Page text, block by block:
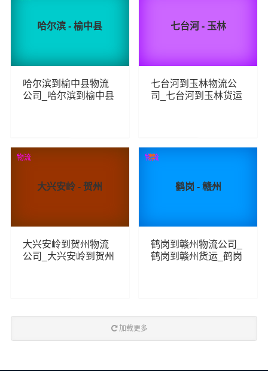
哈尔滨 - 榆中县
哈尔滨到榆中县物流
公司_哈尔滨到榆中县
146 查看详细
七台河 - 玉林
七台河到玉林物流公
司_七台河到玉林货运
229 查看详细
大兴安岭 - 贺州
大兴安岭到贺州物流
公司_大兴安岭到贺州
物流
鹤岗 - 赣州
鹤岗到赣州物流公司_
鹤岗到赣州货运_鹤岗
物流
荐
加载更多